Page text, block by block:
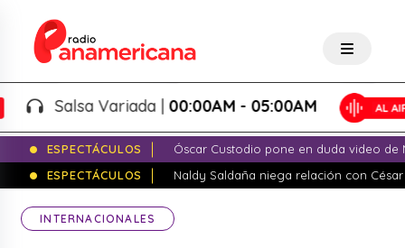
Salsa Variada |00:00AM - 05:00AM
ESPECTÁCULOS
Óscar Custodio pone en duda video de
ESPECTÁCULOS
Naldy Saldaña niega relación con
INTERNACIONALES